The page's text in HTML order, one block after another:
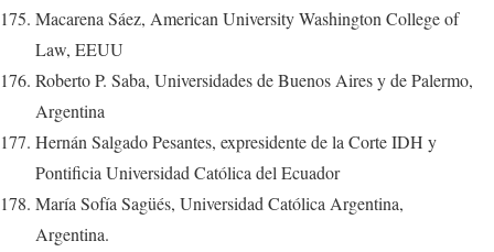
Macarena Sáez, American University Washington College of
Law, EEUU
Roberto P. Saba, Universidades de Buenos Aires y de Palermo,
Argentina
Hernán Salgado Pesantes, expresidente de la Corte IDH y
Pontificia Universidad Católica del Ecuador
María Sofía Sagüés, Universidad Católica Argentina,
Argentina.